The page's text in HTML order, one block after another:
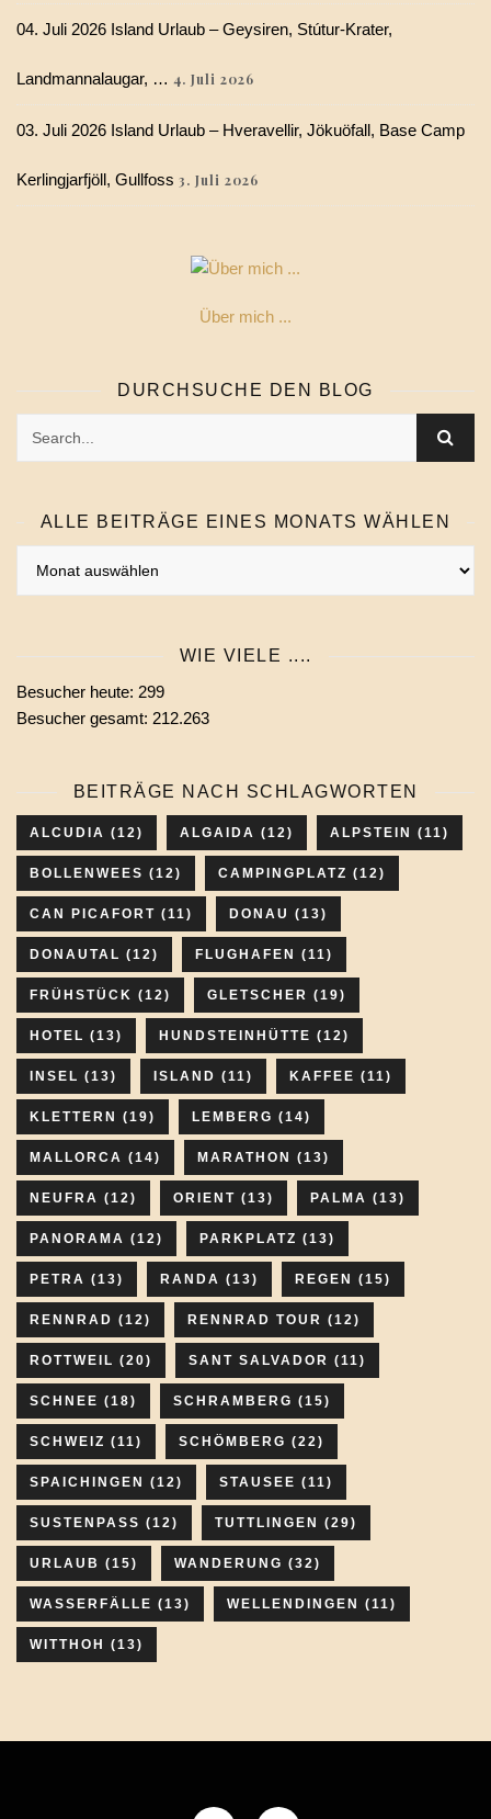
04. Juli 2026 Island Urlaub – Geysiren, Stútur-Krater,
Landmannalaugar, … 4. Juli 2026
03. Juli 2026 Island Urlaub – Hveravellir, Jökuöfall, Base Camp
Kerlingjarfjöll, Gullfoss 3. Juli 2026
Über mich ...
DURCHSUCHE DEN BLOG
ALLE BEITRÄGE EINES MONATS WÄHLEN
wählen
WIE VIELE ....
Besucher heute: 299
Besucher gesamt: 212.263
BEITRÄGE NACH SCHLAGWORTEN
ALCUDIA (12) ALGAIDA (12) ALPSTEIN (11)
BOLLENWEES (12) CAMPINGPLATZ (12)
CAN PICAFORT (11) DONAU (13)
DONAUTAL (12) FLUGHAFEN (11)
FRÜHSTÜCK (12) GLETSCHER (19)
HOTEL (13) HUNDSTEINHÜTTE (12)
INSEL (13) ISLAND (11) KAFFEE (11)
KLETTERN (19) LEMBERG (14)
MALLORCA (14) MARATHON (13)
NEUFRA (12) ORIENT (13) PALMA (13)
PANORAMA (12) PARKPLATZ (13)
PETRA (13) RANDA (13) REGEN (15)
RENNRAD (12) RENNRAD TOUR (12)
ROTTWEIL (20) SANT SALVADOR (11)
SCHNEE (18) SCHRAMBERG (15)
SCHWEIZ (11) SCHÖMBERG (22)
SPAICHINGEN (12) STAUSEE (11)
SUSTENPASS (12) TUTTLINGEN (29)
URLAUB (15) WANDERUNG (32)
WASSERFÄLLE (13) WELLENDINGEN (11)
WITTHOH (13)